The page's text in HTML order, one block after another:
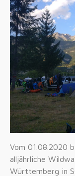
Vom 01.08.2020
alljährliche
Württemberg in